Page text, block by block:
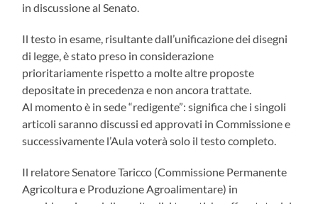
in discussione al Senato.
Il testo in esame, risultante dall’unificazione dei disegni
di legge, è stato preso in considerazione
prioritariamente rispetto a molte altre proposte
depositate in precedenza e non ancora trattate.
Al momento è in sede “redigente”: significa che i singoli
articoli saranno discussi ed approvati in Commissione e
successivamente l’Aula voterà solo il testo completo.
Il relatore Senatore Taricco (Commissione Permanente
Agricoltura e Produzione Agroalimentare) in